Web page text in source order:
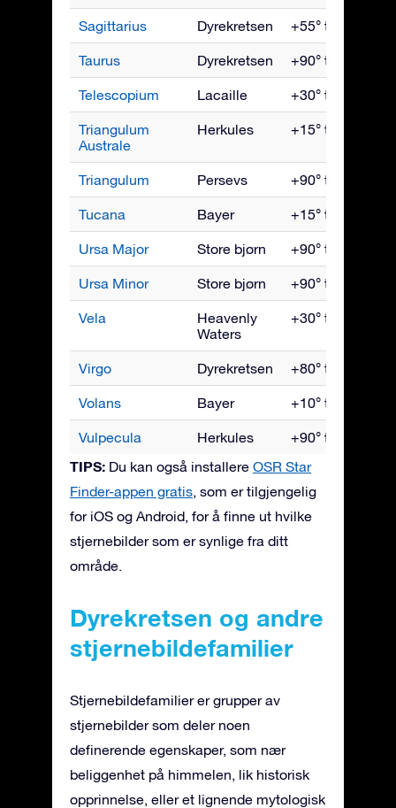
Sagittarius Dyrekretsen +55° til -90°
Taurus Dyrekretsen +90° til -65°
Telescopium Lacaille +30° til -90°
Triangulum
Australe
Herkules +15° til -90°
Triangulum Persevs +90° til -50°
Tucana Bayer +15° til -90°
Ursa Major Store bjørn +90° til -30°
Ursa Minor Store bjørn +90° til -10°
Vela
Heavenly
Waters
+30° til -90°
Virgo Dyrekretsen +80° til -80°
Volans Bayer +10° til -90°
Vulpecula Herkules +90° til -55°
TIPS: Du kan også installere OSR Star
Finder-appen gratis , som er tilgjengelig
for iOS og Android, for å finne ut hvilke
stjernebilder som er synlige fra ditt
område.
Dyrekretsen og andre
stjernebildefamilier
Stjernebildefamilier er grupper av
stjernebilder som deler noen
definerende egenskaper, som nær
beliggenhet på himmelen, lik historisk
opprinnelse, eller et lignende mytologisk